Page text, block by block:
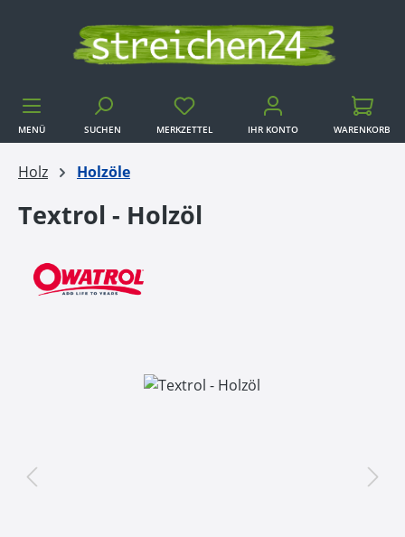
Zum Hauptinhalt springen
MENÜ SUCHEN MERKZETTEL IHR KONTO
WARENKORB
Holz Holzöle
Textrol - Holzöl
Bildergalerie überspringen